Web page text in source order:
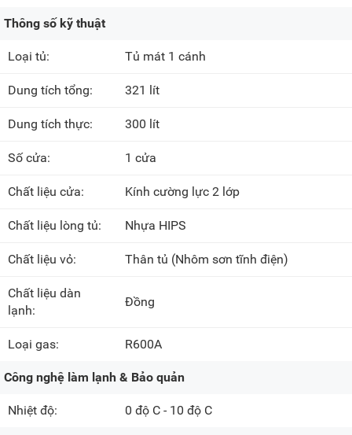
Thông số kỹ thuật
Loại tủ: Tủ mát 1 cánh
Dung tích tổng: 321 lít
Dung tích thực: 300 lít
Số cửa: 1 cửa
Chất liệu cửa: Kính cường lực 2 lớp
Chất liệu lòng tủ: Nhựa HIPS
Chất liệu vỏ: Thân tủ (Nhôm sơn tĩnh điện)
Chất liệu dàn
lạnh:
Đồng
Loại gas: R600A
Công nghệ làm lạnh & Bảo quản
Nhiệt độ: 0 độ C - 10 độ C